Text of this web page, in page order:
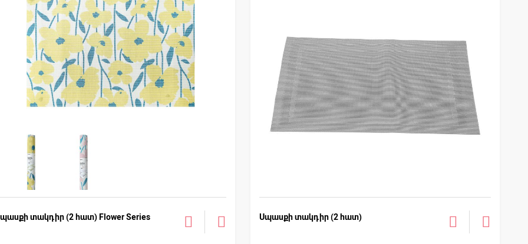
տակդիր (2 հատ) Flower Series Սպասքի տակդիր (2 հատ)